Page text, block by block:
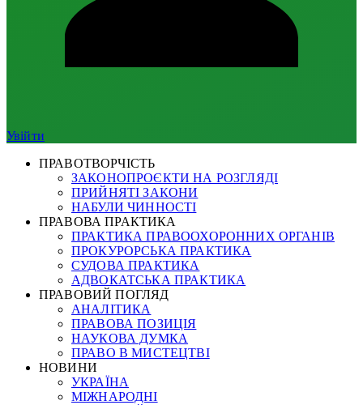
Увійти
ПРАВОТВОРЧІСТЬ
ЗАКОНОПРОЄКТИ НА РОЗГЛЯДІ
ПРИЙНЯТІ ЗАКОНИ
НАБУЛИ ЧИННОСТІ
ПРАВОВА ПРАКТИКА
ПРАКТИКА ПРАВООХОРОННИХ ОРГАНІВ
ПРОКУРОРСЬКА ПРАКТИКА
СУДОВА ПРАКТИКА
АДВОКАТСЬКА ПРАКТИКА
ПРАВОВИЙ ПОГЛЯД
АНАЛІТИКА
ПРАВОВА ПОЗИЦІЯ
НАУКОВА ДУМКА
ПРАВО В МИСТЕЦТВІ
НОВИНИ
УКРАЇНА
МІЖНАРОДНІ